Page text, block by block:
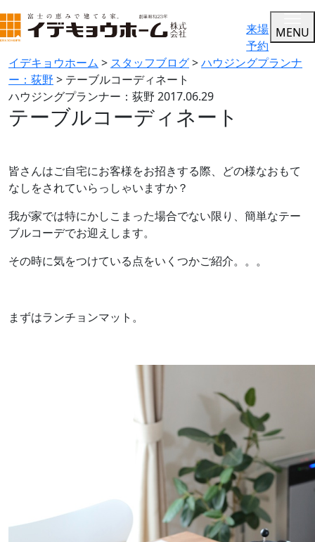
来場
予約
MENU
イデキョウホーム > スタッフブログ>ハウジングプランナ
ー：荻野 > テーブルコーディネート
ハウジングプランナー：荻野 2017.06.29
テーブルコーディネート
皆さんはご自宅にお客様をお招きする際、どの様なおもて
なしをされていらっしゃいますか？
我が家では特にかしこまった場合でない限り、簡単なテー
ブルコーデでお迎えします。
その時に気をつけている点をいくつかご紹介。。。
まずはランチョンマット。